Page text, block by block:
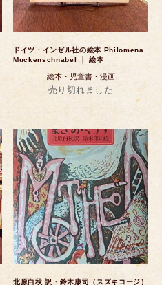
ドイツ・インゼル社の絵本 Philomena
Muckenschnabel ｜ 絵本
絵本・児童書・漫画
売り切れました
北原白秋 訳・鈴木康司（スズキコージ）